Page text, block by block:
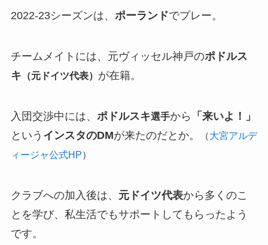
2022-23シーズンは、 ポーランドでプレー。
チームメイトには、元ヴィッセル神戸のポドルス
キ （元ドイツ代表） が在籍。
入団交渉中には、 ポドルスキ選手から
「来いよ！」
という インスタのDMが来たのだとか。 （大宮アルデ
ィージャ公式HP）
クラブへの加入後は、 元ドイツ代表から多くのこ
とを学び、私生活でもサポートしてもらったよう
です。